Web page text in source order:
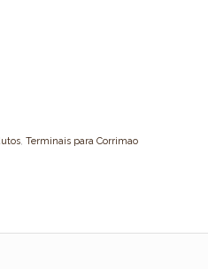
,Terminais para Corrimao